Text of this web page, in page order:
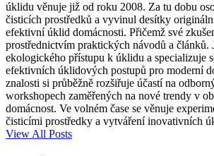
úklidu věnuje již od roku 2008. Za tu dobu
čisticích prostředků a vyvinul desítky
efektivní úklid domácnosti. Přičemž své
prostřednictvím praktických návodů a článků.
ekologického přístupu k úklidu a specializuje
efektivních úklidových postupů pro moderní
znalosti si průběžně rozšiřuje účastí na
workshopech zaměřených na nové trendy v
domácnost. Ve volném čase se věnuje
čisticími prostředky a vytváření inovativních
View All Posts